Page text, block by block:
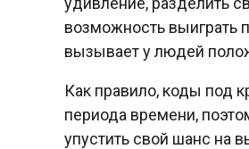
возможность выиграть
вызывает у людей
Как правило, коды под
периода времени,
упустить свой шанс на